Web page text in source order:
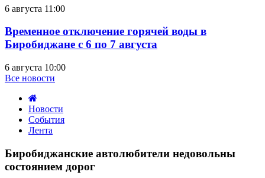
6 августа 11:00
Временное отключение горячей воды в
Биробиджане с 6 по 7 августа
6 августа 10:00
Все новости
Новости
События
Лента
автолюбители
недовольны
состоянием
Биробиджанские автолюбители недовольны
состоянием дорог